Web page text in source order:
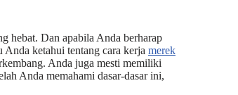
hebat. Dan apabila Anda berharap
ketahui tentang cara kerja merek
Anda juga mesti memiliki
Anda memahami dasar-dasar ini,